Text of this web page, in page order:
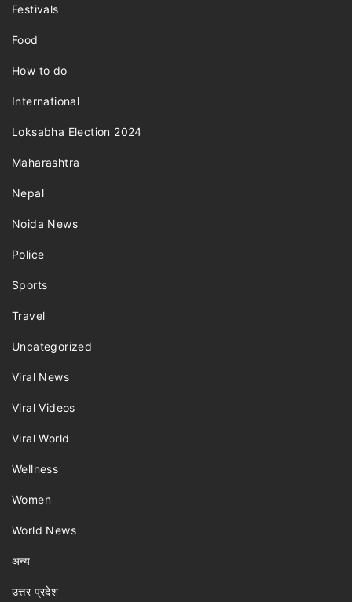
Festivals
Food
How to do
International
Loksabha Election 2024
Maharashtra
Nepal
Noida News
Police
Sports
Travel
Uncategorized
Viral News
Viral Videos
Viral World
Wellness
Women
World News
अन्य
उत्तर प्रदेश